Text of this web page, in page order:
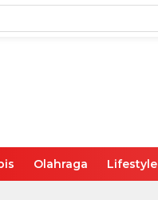
Olahraga Lifestyle